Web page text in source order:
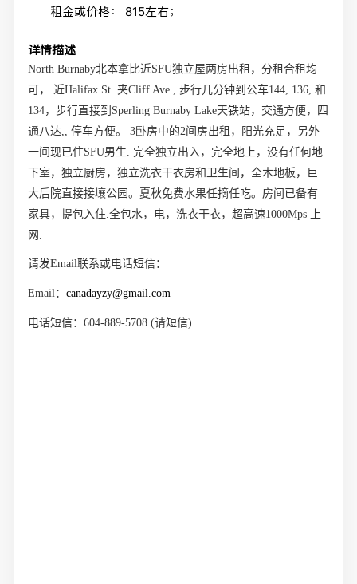
租金或价格：
815左右；
详情描述
North Burnaby北本拿比近SFU独立屋两房出租，分租合租均
可， 近Halifax St.夹Cliff Ave.,步行几分钟到公车144, 136,和
134，步行直接到 Sperling Burnaby Lake天铁站，交通方便，四
通八达 ,,停车方便。 3卧房中的2间房出租，阳光充足，另外
一间现已住SFU男生 .完全独立出入，完全地上，没有任何地
下室，独立厨房，独立洗衣干衣房和卫生间，全木地板，巨
大后院直接接壤公园。夏秋免费水果任摘任吃。房间已备有
家具，提包入住 .全包水，电，洗衣干衣，超高速1000Mps
上
网
请发Email联系或电话短信：
Email：canadayzy@gmail.com
电话短信：604-889-5708 (请短信)